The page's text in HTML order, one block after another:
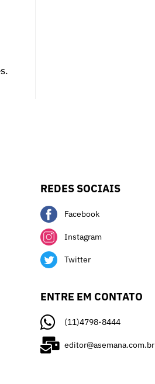
REDES SOCIAIS
Facebook
Instagram
Twitter
ENTRE EM CONTATO
(11)4798-8444
editor@asemana.com.br